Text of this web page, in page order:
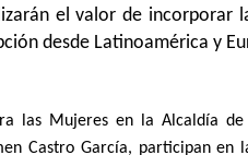
el valor de incorporar
desde Latinoamérica y
las Mujeres en la Alcaldía
Castro García, participan en